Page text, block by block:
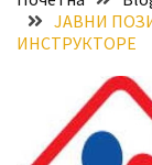
Хидросистема
Дунав–
Пријава
ЈАВНИ
ИНСТРУКТОРЕ